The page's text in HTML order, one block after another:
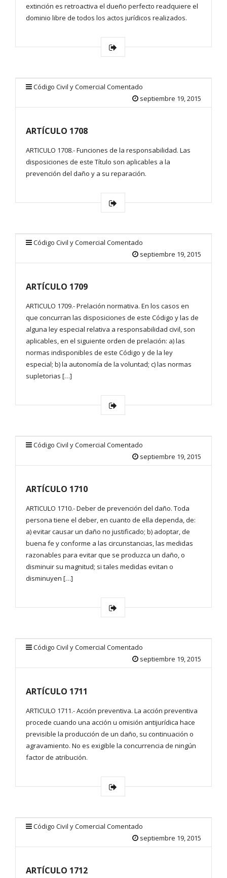
extinción es retroactiva el dueño perfecto readquiere el
dominio libre de todos los actos jurídicos realizados.
Código Civil y Comercial Comentado
septiembre 19, 2015
ARTÍCULO 1708
ARTICULO 1708.- Funciones de la responsabilidad. Las
disposiciones de este Título son aplicables a la
prevención del daño y a su reparación.
Código Civil y Comercial Comentado
septiembre 19, 2015
ARTÍCULO 1709
ARTICULO 1709.- Prelación normativa. En los casos en
que concurran las disposiciones de este Código y las de
alguna ley especial relativa a responsabilidad civil, son
aplicables, en el siguiente orden de prelación: a) las
normas indisponibles de este Código y de la ley
especial; b) la autonomía de la voluntad; c) las normas
supletorias […]
Código Civil y Comercial Comentado
septiembre 19, 2015
ARTÍCULO 1710
ARTICULO 1710.- Deber de prevención del daño. Toda
persona tiene el deber, en cuanto de ella dependa, de:
a) evitar causar un daño no justificado; b) adoptar, de
buena fe y conforme a las circunstancias, las medidas
razonables para evitar que se produzca un daño, o
disminuir su magnitud; si tales medidas evitan o
disminuyen […]
Código Civil y Comercial Comentado
septiembre 19, 2015
ARTÍCULO 1711
ARTICULO 1711.- Acción preventiva. La acción preventiva
procede cuando una acción u omisión antijurídica hace
previsible la producción de un daño, su continuación o
agravamiento. No es exigible la concurrencia de ningún
factor de atribución.
Código Civil y Comercial Comentado
septiembre 19, 2015
ARTÍCULO 1712